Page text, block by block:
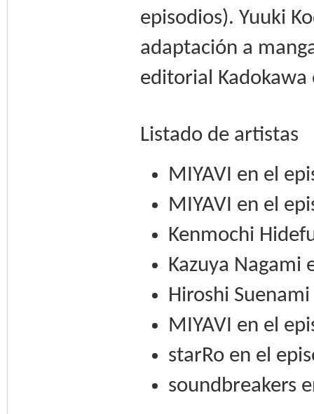
episodios). Yuuki
adaptación a
editorial
Listado de artistas
MIYAVI en el
MIYAVI en el
Kenmochi
Kazuya Nagami
Hiroshi
MIYAVI en el
starRo en el
soundbreakers